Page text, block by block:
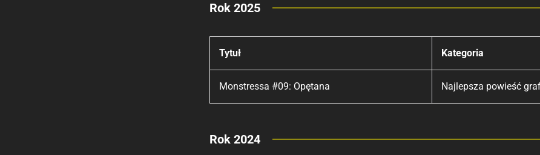
Rok 2025
Tytuł Kategoria
Monstressa #09: Opętana Najlepsza powieść
Rok 2024